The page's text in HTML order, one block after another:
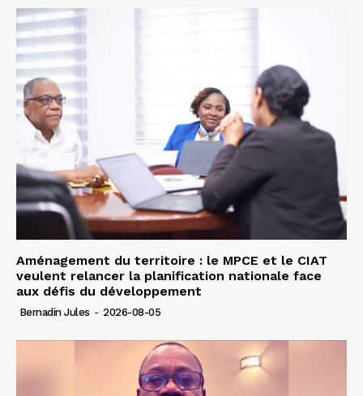
Aménagement du territoire : le MPCE et le CIAT
veulent relancer la planification nationale face
aux défis du développement
Bernadin Jules - 2026-08-05